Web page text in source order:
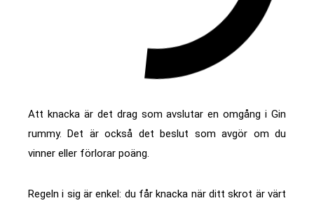
Att knacka är det drag som avslutar en omgång i Gin
rummy. Det är också det beslut som avgör om du
vinner eller förlorar poäng.
Regeln i sig är enkel: du får knacka när ditt skrot är värt